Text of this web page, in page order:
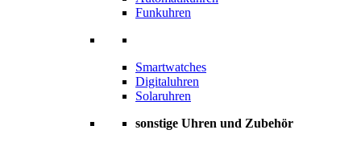
Funkuhren
Smartwatches
Digitaluhren
Solaruhren
sonstige Uhren und Zubehör